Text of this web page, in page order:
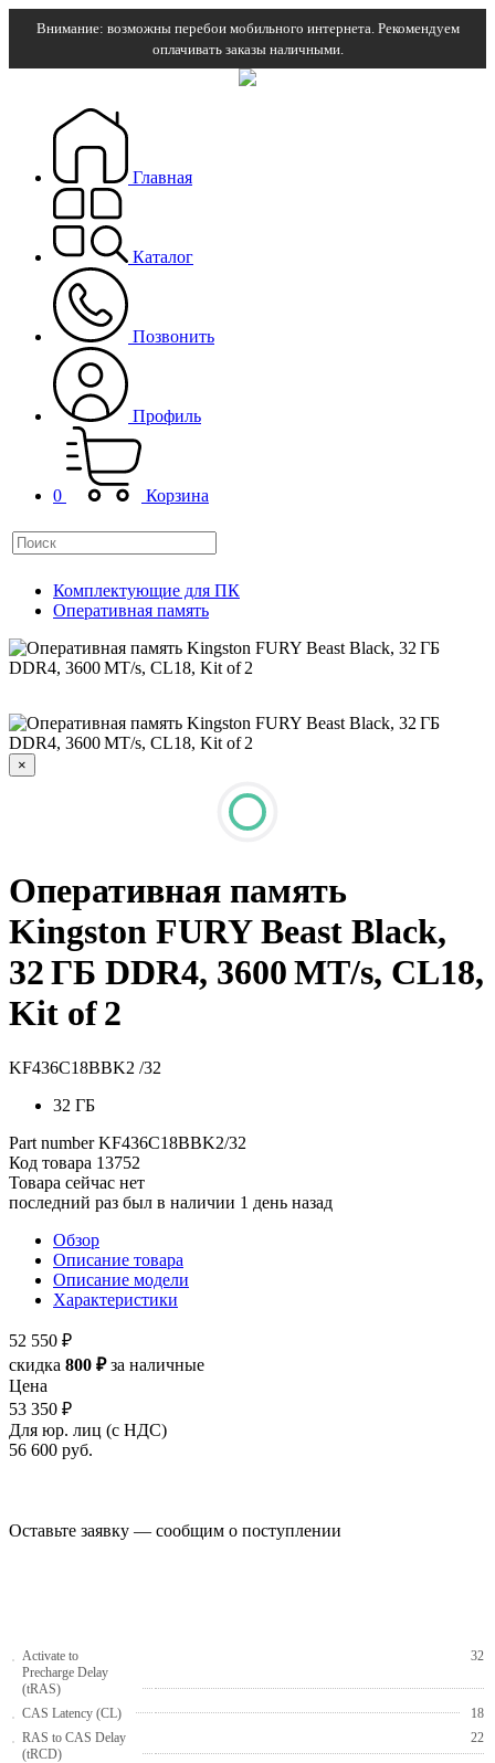
Внимание: возможны перебои мобильного интернета. Рекомендуем
оплачивать заказы наличными.
Главная
Каталог
Позвонить
Профиль
0 Корзина
Комплектующие для ПК
Оперативная память
×
Оперативная память
Kingston FURY Beast Black,
32 ГБ DDR4, 3600 MT/s, CL18,
Kit of 2
KF436C18BBK2 /32
32 ГБ
Part number KF436C18BBK2/32
Код товара 13752
Товара сейчас нет
последний раз был в наличии 1 день назад
Обзор
Описание товара
Описание модели
Характеристики
52 550 ₽
скидка 800 ₽за наличные
Цена
53 350 ₽
Для юр. лиц (с НДС)
56 600 руб.
Оставьте заявку — сообщим о поступлении
Activate to
Precharge Delay
(tRAS)
32
CAS Latency (CL)
18
RAS to CAS Delay
(tRCD)
22